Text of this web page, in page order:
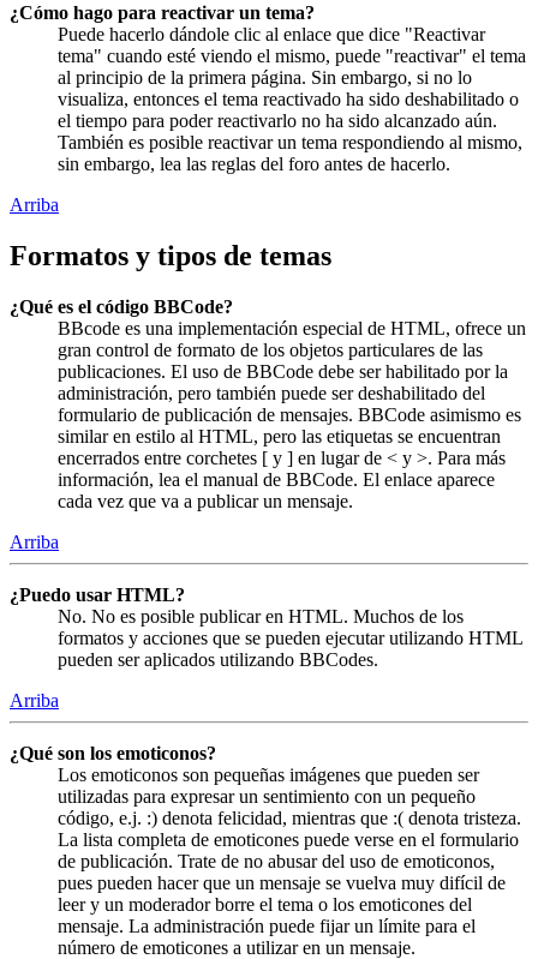
¿Cómo hago para reactivar un tema?
Puede hacerlo dándole clic al enlace que dice "Reactivar
tema" cuando esté viendo el mismo, puede "reactivar" el tema
al principio de la primera página. Sin embargo, si no lo
visualiza, entonces el tema reactivado ha sido deshabilitado o
el tiempo para poder reactivarlo no ha sido alcanzado aún.
También es posible reactivar un tema respondiendo al mismo,
sin embargo, lea las reglas del foro antes de hacerlo.
Arriba
Formatos y tipos de temas
¿Qué es el código BBCode?
BBcode es una implementación especial de HTML, ofrece un
gran control de formato de los objetos particulares de las
publicaciones. El uso de BBCode debe ser habilitado por la
administración, pero también puede ser deshabilitado del
formulario de publicación de mensajes. BBCode asimismo es
similar en estilo al HTML, pero las etiquetas se encuentran
encerrados entre corchetes [ y ] en lugar de < y >. Para más
información, lea el manual de BBCode. El enlace aparece
cada vez que va a publicar un mensaje.
Arriba
¿Puedo usar HTML?
No. No es posible publicar en HTML. Muchos de los
formatos y acciones que se pueden ejecutar utilizando HTML
pueden ser aplicados utilizando BBCodes.
Arriba
¿Qué son los emoticonos?
Los emoticonos son pequeñas imágenes que pueden ser
utilizadas para expresar un sentimiento con un pequeño
código, e.j. :) denota felicidad, mientras que :( denota tristeza.
La lista completa de emoticones puede verse en el formulario
de publicación. Trate de no abusar del uso de emoticonos,
pues pueden hacer que un mensaje se vuelva muy difícil de
leer y un moderador borre el tema o los emoticones del
mensaje. La administración puede fijar un límite para el
número de emoticones a utilizar en un mensaje.